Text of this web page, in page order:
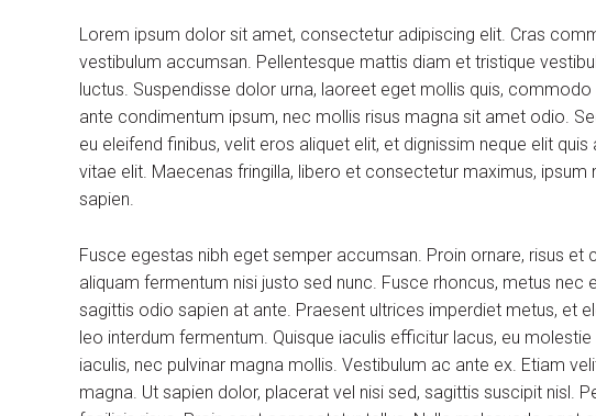
Lorem ipsum dolor sit amet, consectetur adipiscing elit. Cras
vestibulum accumsan. Pellentesque mattis diam et tristique
luctus. Suspendisse dolor urna, laoreet eget mollis quis,
ante condimentum ipsum, nec mollis risus magna sit amet odio.
eu eleifend finibus, velit eros aliquet elit, et dignissim neque elit
vitae elit. Maecenas fringilla, libero et consectetur maximus,
sapien.
Fusce egestas nibh eget semper accumsan. Proin ornare, risus
aliquam fermentum nisi justo sed nunc. Fusce rhoncus, metus nec
sagittis odio sapien at ante. Praesent ultrices imperdiet metus, et
leo interdum fermentum. Quisque iaculis efficitur lacus, eu
iaculis, nec pulvinar magna mollis. Vestibulum ac ante ex. Etiam
magna. Ut sapien dolor, placerat vel nisi sed, sagittis suscipit nisl.